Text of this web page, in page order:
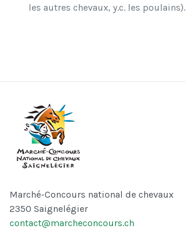
les autres chevaux, y.c. les poulains).
Marché-Concours national de chevaux
2350 Saignelégier
contact@marcheconcours.ch